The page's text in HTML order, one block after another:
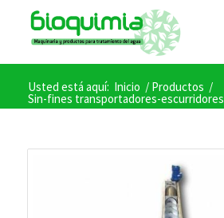
Usted está aquí: Inicio / Productos /
Sin-fines transportadores-escurridores